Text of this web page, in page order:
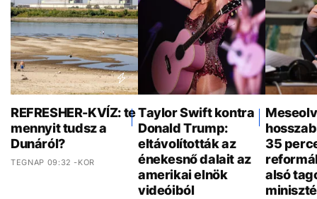
REFRESHER-KVÍZ: te
mennyit tudsz a
Dunáról?
TEGNAP 09:32 -KOR
Taylor Swift kontra
Donald Trump:
eltávolították az
énekesnő dalait az
amerikai elnök
videóiból
35
alsó